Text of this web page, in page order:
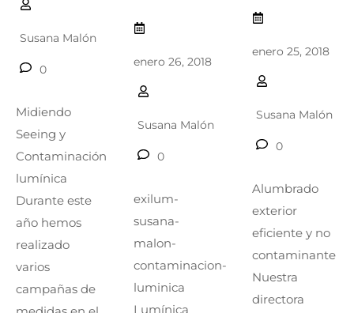
Susana Malón
0
Midiendo
Seeing y
Contaminación
lumínica
Durante este
año hemos
realizado
varios
campañas de
enero 26, 2018
Susana Malón
0
exilum-
susana-
malon-
contaminacion-
luminica
Lumínica
enero 25, 2018
Susana Malón
0
Alumbrado
exterior
eficiente y no
contaminante
Nuestra
directora